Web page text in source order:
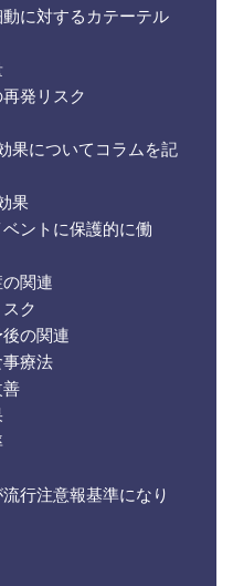
に対するカテーテル
発リスク
果についてコラムを記
果
ントに保護的に働
関連
ク
の関連
療法
善
行注意報基準になり